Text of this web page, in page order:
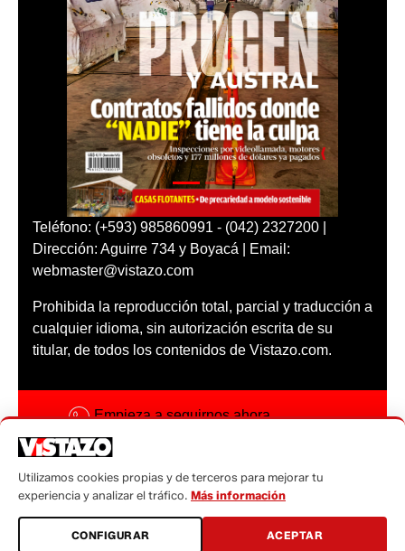
Teléfono: (+593) 985860991 - (042) 2327200 |
Dirección: Aguirre 734 y Boyacá | Email:
webmaster@vistazo.com
Prohibida la reproducción total, parcial y traducción a
cualquier idioma, sin autorización escrita de su
titular, de todos los contenidos de Vistazo.com.
Empieza a seguirnos ahora
Código ética
Sugerencias a:
sugerencias@vistazo.com
Utilizamos cookies propias y de terceros para mejorar tu
experiencia y analizar el tráfico. Más información
CONFIGURAR ACEPTAR